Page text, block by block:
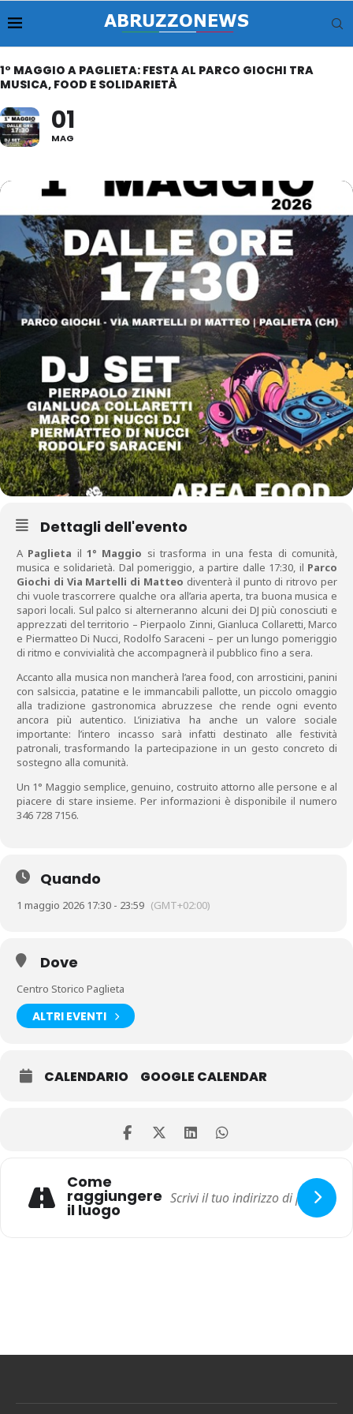
1° MAGGIO A PAGLIETA: FESTA AL PARCO GIOCHI TRA
MUSICA, FOOD E SOLIDARIETÀ
01
MAG
Dettagli dell'evento
A Paglieta il1° Maggio si trasforma in una festa di comunità,
musica e solidarietà. Dal pomeriggio, a partire dalle 17:30, il Parco
Giochi di Via Martelli di Matteo diventerà il punto di ritrovo per
chi vuole trascorrere qualche ora all’aria aperta, tra buona musica e
sapori locali. Sul palco si alterneranno alcuni dei DJ più conosciuti e
apprezzati del territorio – Pierpaolo Zinni, Gianluca Collaretti, Marco
e Piermatteo Di Nucci, Rodolfo Saraceni – per un lungo pomeriggio
di ritmo e convivialità che accompagnerà il pubblico fino a sera.
Accanto alla musica non mancherà l’area food, con arrosticini, panini
con salsiccia, patatine e le immancabili pallotte, un piccolo omaggio
alla tradizione gastronomica abruzzese che rende ogni evento
ancora più autentico. L’iniziativa ha anche un valore sociale
importante: l’intero incasso sarà infatti destinato alle festività
patronali, trasformando la partecipazione in un gesto concreto di
sostegno alla comunità.
Un 1° Maggio semplice, genuino, costruito attorno alle persone e al
piacere di stare insieme. Per informazioni è disponibile il numero
346 728 7156.
Quando
1 maggio 2026 17:30 - 23:59 (GMT+02:00)
Dove
Centro Storico Paglieta
ALTRI EVENTI
CALENDARIO GOOGLE CALENDAR
Come
raggiungere
il luogo